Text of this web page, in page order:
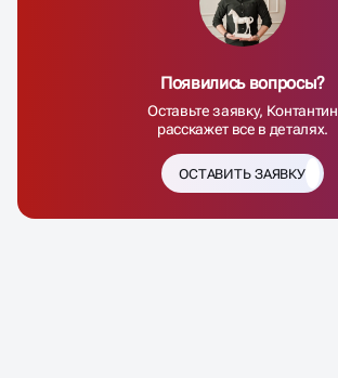
Появились вопросы?
Оставьте заявку, Контантин
расскажет все в деталях.
ОСТАВИТЬ ЗАЯВКУ